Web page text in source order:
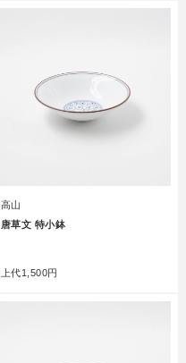
高山
唐草文 特小鉢
上代1,500円